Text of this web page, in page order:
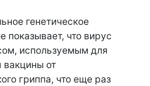
генетическое
показывает, что вирус
используемым для
вакцины от
гриппа, что еще раз